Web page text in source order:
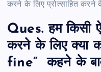
करने के लिए प्रोत्साहित
Ques. हम किसी
करने के लिए क्या
fine” कहने के